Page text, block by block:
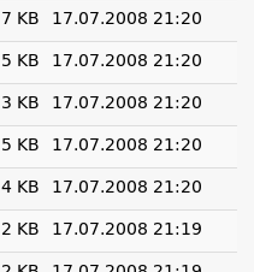
7 KB 17.07.2008 21:20
5 KB 17.07.2008 21:20
3 KB 17.07.2008 21:20
5 KB 17.07.2008 21:20
4 KB 17.07.2008 21:20
2 KB 17.07.2008 21:19